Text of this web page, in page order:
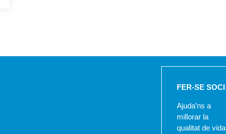
FER-SE SOCI
Ajuda’ns a
millorar la
qualitat de vida